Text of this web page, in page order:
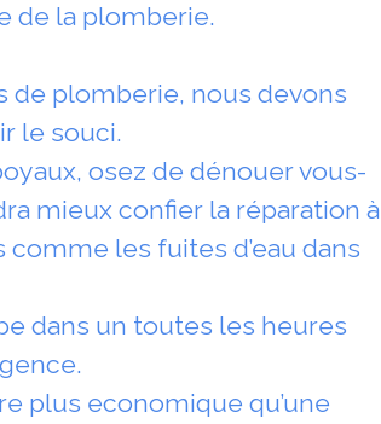
de la plomberie.
de plomberie, nous devons
le souci.
osez de dénouer vous-
mieux confier la réparation à
les fuites d’eau dans
dans un toutes les heures
plus economique qu’une